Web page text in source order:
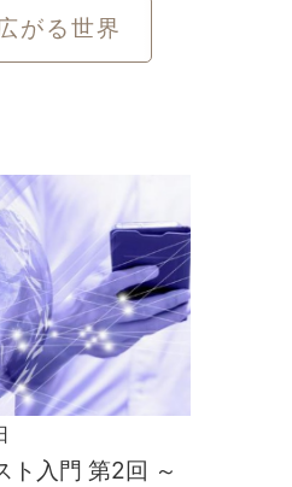
がる世界
ト入門 第2回 ～